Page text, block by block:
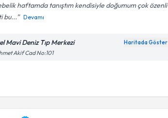
haftamda tanıştım kendisiyle doğumum çok özenli
bu...
Devamı
Mavi Deniz Tıp Merkezi Haritada Göster
Akif Cad No:101